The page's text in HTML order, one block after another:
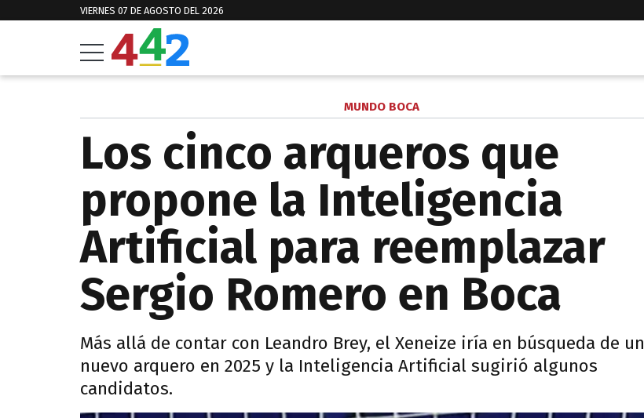
VIERNES 07 DE AGOSTO DEL 2026
MUNDO BOCA
Los cinco arqueros que
propone la Inteligencia
Artificial para reemplazar
Sergio Romero en Boca
Más allá de contar con Leandro Brey, el Xeneize iría en búsqueda de un
nuevo arquero en 2025 y la Inteligencia Artificial sugirió algunos
candidatos.